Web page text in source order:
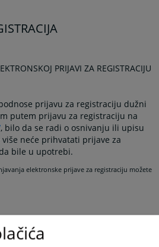
PRIJAVI ZA REGISTRACIJU
prijavu za registraciju dužni
putem prijavu za registraciju na
, bilo da se radi o osnivanju ili upisu
neće prihvatati prijave za
bile u upotrebi.
elektronske prijave za registraciju možete